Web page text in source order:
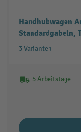
Handhubwagen
Standardgabeln,
3 Varianten
5 Arbeitstage